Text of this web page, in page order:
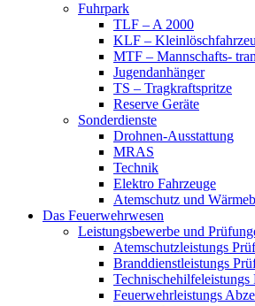
Fuhrpark
TLF – A 2000
KLF –
MTF – Mannschafts-
Jugendanhänger
TS – Tragkraftspritze
Reserve Geräte
Sonderdienste
Drohnen-Ausstattung
MRAS
Technik
Elektro Fahrzeuge
Atemschutz und
Das Feuerwehrwesen
Leistungsbewerbe und
Atemschutzleistungs
Branddienstleistungs
Technischehilfeleistungs
Feuerwehrleistungs